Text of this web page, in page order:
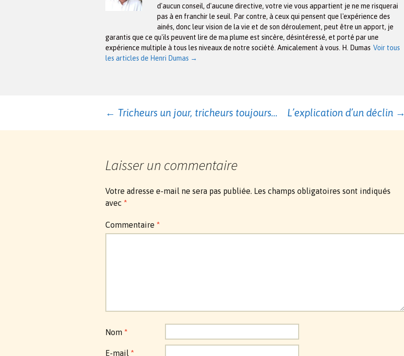
d'aucun conseil, d'aucune directive, votre vie vous appartient je ne me risquerai
pas à en franchir le seuil. Par contre, à ceux qui pensent que l'expérience des
ainés, donc leur vision de la vie et de son déroulement, peut être un apport, je
garantis que ce qu'ils peuvent lire de ma plume est sincère, désintéressé, et porté par une
expérience multiple à tous les niveaux de notre société. Amicalement à vous. H. Dumas Voir tous
les articles de Henri Dumas →
Navigation
← Tricheurs un jour, tricheurs toujours… L’explication d’un déclin →
Laisser un commentaire
Votre adresse e-mail ne sera pas publiée. Les champs obligatoires sont indiqués
avec *
Commentaire *
Nom *
E-mail *